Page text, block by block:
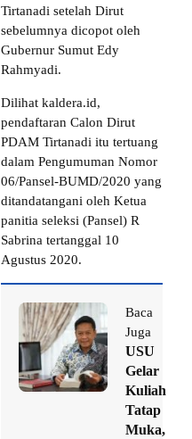
Tirtanadi setelah Dirut
sebelumnya dicopot oleh
Gubernur Sumut Edy
Rahmyadi.
Dilihat kaldera.id,
pendaftaran Calon Dirut
PDAM Tirtanadi itu tertuang
dalam Pengumuman Nomor
06/Pansel-BUMD/2020 yang
ditandatangani oleh Ketua
panitia seleksi (Pansel) R
Sabrina tertanggal 10
Agustus 2020.
Baca
Juga
USU
Gelar
Kuliah
Tatap
Muka,